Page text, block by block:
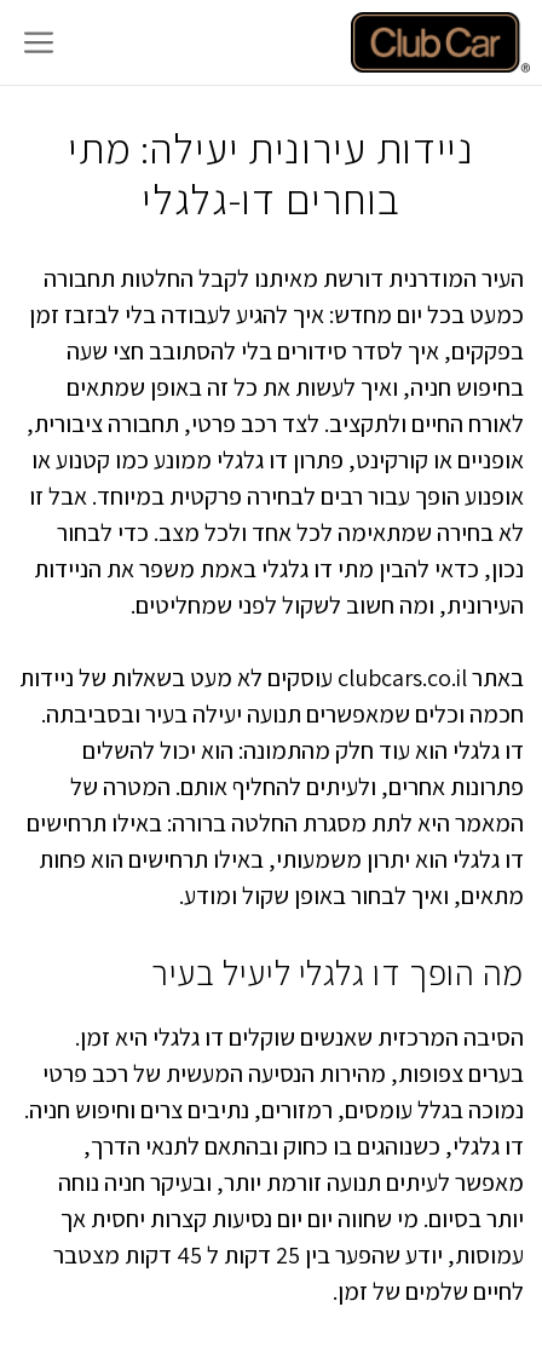
לדלג
לתוכן
ניידות עירונית יעילה: מתי
בוחרים דו-גלגלי
העיר המודרנית דורשת מאיתנו לקבל החלטות תחבורה
כמעט בכל יום מחדש: איך להגיע לעבודה בלי לבזבז זמן
בפקקים, איך לסדר סידורים בלי להסתובב חצי שעה
בחיפוש חניה, ואיך לעשות את כל זה באופן שמתאים
לאורח החיים ולתקציב. לצד רכב פרטי, תחבורה ציבורית,
אופניים או קורקינט, פתרון דו גלגלי ממונע כמו קטנוע או
אופנוע הופך עבור רבים לבחירה פרקטית במיוחד. אבל זו
לא בחירה שמתאימה לכל אחד ולכל מצב. כדי לבחור
נכון, כדאי להבין מתי דו גלגלי באמת משפר את הניידות
העירונית, ומה חשוב לשקול לפני שמחליטים.
באתר clubcars.co.il עוסקים לא מעט בשאלות של ניידות
חכמה וכלים שמאפשרים תנועה יעילה בעיר ובסביבתה.
דו גלגלי הוא עוד חלק מהתמונה: הוא יכול להשלים
פתרונות אחרים, ולעיתים להחליף אותם. המטרה של
המאמר היא לתת מסגרת החלטה ברורה: באילו תרחישים
דו גלגלי הוא יתרון משמעותי, באילו תרחישים הוא פחות
מתאים, ואיך לבחור באופן שקול ומודע.
מה הופך דו גלגלי ליעיל בעיר
הסיבה המרכזית שאנשים שוקלים דו גלגלי היא זמן.
בערים צפופות, מהירות הנסיעה המעשית של רכב פרטי
נמוכה בגלל עומסים, רמזורים, נתיבים צרים וחיפוש חניה.
דו גלגלי, כשנוהגים בו כחוק ובהתאם לתנאי הדרך,
מאפשר לעיתים תנועה זורמת יותר, ובעיקר חניה נוחה
יותר בסיום. מי שחווה יום יום נסיעות קצרות יחסית אך
עמוסות, יודע שהפער בין 25 דקות ל 45 דקות מצטבר
לחיים שלמים של זמן.